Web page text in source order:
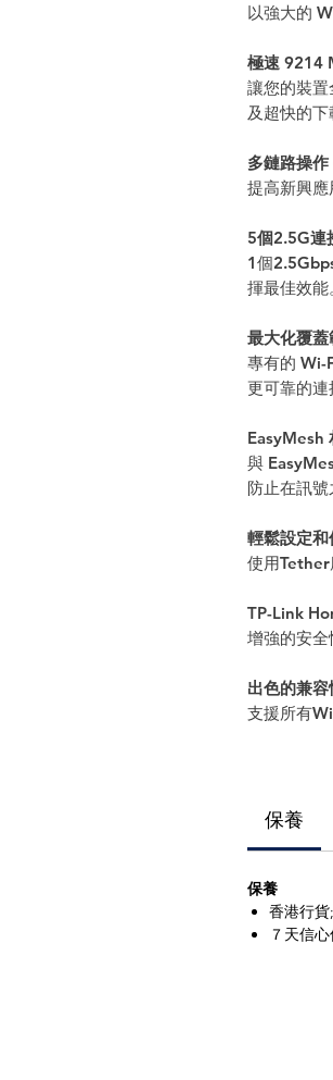
以強大的
極速 9214
讓您的裝
及超快的下
多鏈路操作
提高新興應
5個2.5G連
1個
揮最佳效能
最大化覆蓋
專有的 Wi-
更可靠的連
EasyMesh
與
防止在訊號
輕鬆設定和
使用Tether
TP-Link
增強的安全
出色的兼容
支援所有
保養
保養
香港行
７天信